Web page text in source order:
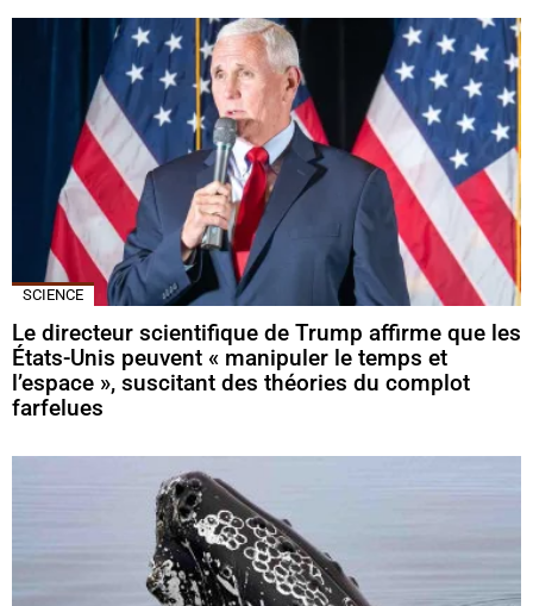
SCIENCE
Le directeur scientifique de Trump affirme que les
États-Unis peuvent « manipuler le temps et
l’espace », suscitant des théories du complot
farfelues